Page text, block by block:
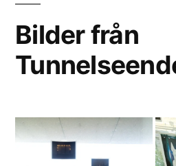
Bilder från